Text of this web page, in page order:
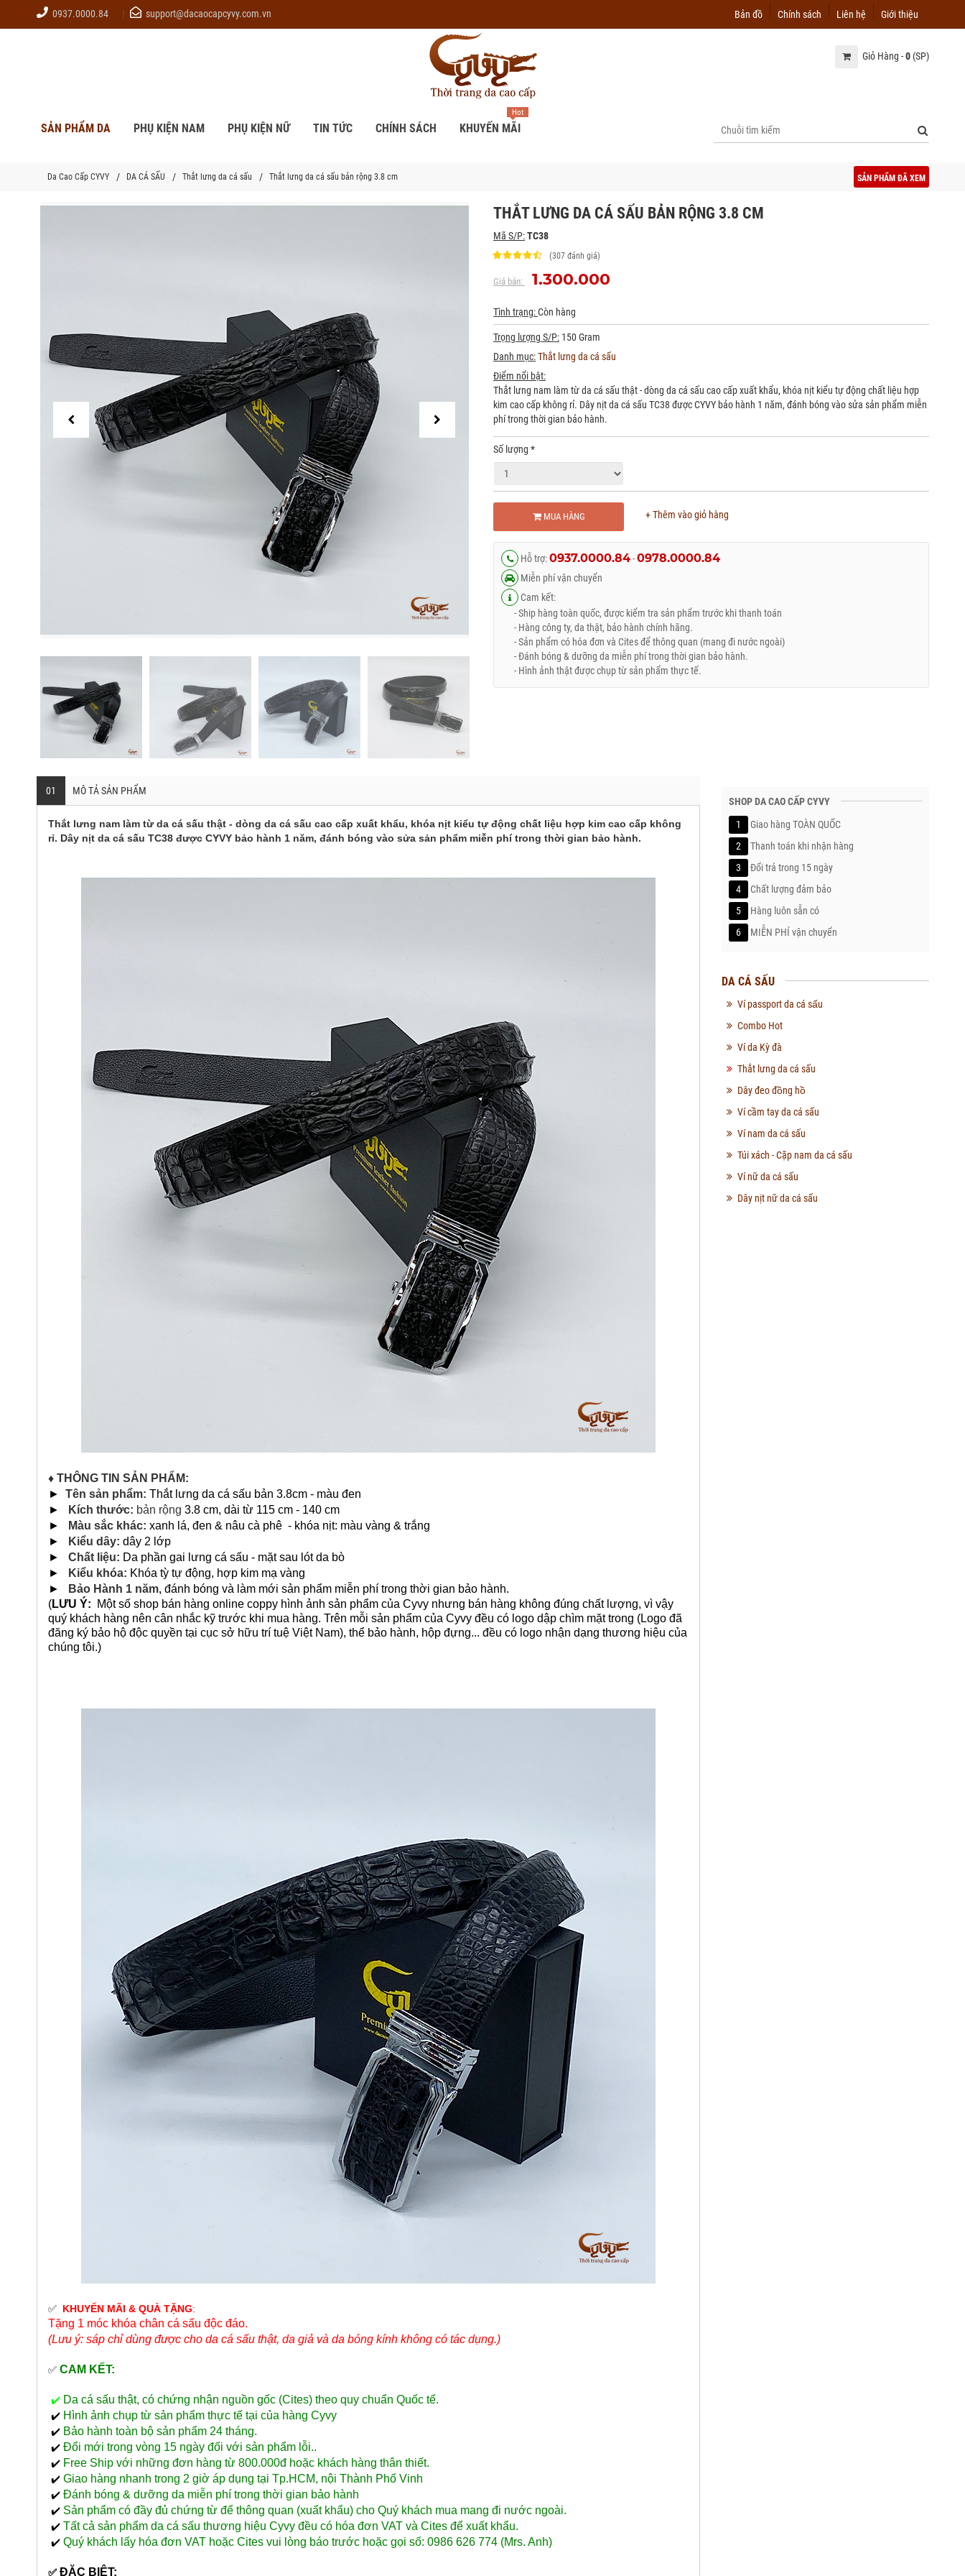
0937.0000.84 support@dacaocapcyvy.com.vn Bản đồ Chính sách Liên hệ Giới thiệu
Giỏ Hàng -0(SP)
SẢN PHẨM DA PHỤ KIỆN NAM PHỤ KIỆN NỮ TIN TỨC CHÍNH SÁCH KHUYẾN MÃI
Hot
Da Cao Cấp CYVY DA CÁ SẤU Thắt lưng da cá sấu Thắt lưng da cá sấu bản rộng 3.8 cm SẢN PHẨM ĐÃ XEM
THẮT LƯNG DA CÁ SẤU BẢN RỘNG 3.8 CM
Mã S/P:TC38
(307 đánh giá)
Giá bán: 1.300.000
Tình trạng:Còn hàng
Trọng lượng S/P: 150 Gram
Danh mục:Thắt lưng da cá sấu
Điểm nổi bật:
Thắt lưng nam làm từ da cá sấu thật - dòng da cá sấu cao cấp xuất khẩu, khóa nịt kiểu tự động chất liệu hợp
kim cao cấp không rỉ. Dây nịt da cá sấu TC38 được CYVY bảo hành 1 năm, đánh bóng vào sửa sản phẩm miễn
phí trong thời gian bảo hành.
Số lượng *
MUA HÀNG + Thêm vào giỏ hàng
Hỗ trợ:0937.0000.84-0978.0000.84
Miễn phí vận chuyển
Cam kết:
- Ship hàng toàn quốc, được kiểm tra sản phẩm trước khi thanh toán
- Hàng công ty, da thật, bảo hành chính hãng.
- Sản phẩm có hóa đơn và Cites để thông quan (mang đi nước ngoài)
- Đánh bóng & dưỡng da miễn phí trong thời gian bảo hành.
- Hình ảnh thật được chụp từ sản phẩm thực tế.
01 MÔ TẢ SẢN PHẨM
Thắt lưng nam làm từ da cá sấu thật - dòng da cá sấu cao cấp xuất khẩu, khóa nịt kiểu tự động chất liệu hợp kim cao cấp không
rỉ. Dây nịt da cá sấu TC38 được CYVY bảo hành 1 năm, đánh bóng vào sửa sản phẩm miễn phí trong thời gian bảo hành.
♦ THÔNG TIN SẢN PHẨM:
► Tên sản phẩm: Thắt lưng da cá sấu bản 3.8cm - màu đen
►
Kích thước: bản rộng 3.8 cm, dài từ 115 cm - 140 cm
►
Màu sắc khác: xanh lá, đen & nâu cà phê - khóa nịt: màu vàng & trắng
►
Kiểu dây: dây 2 lớp
► Chất liệu: Da phần gai lưng cá sấu - mặt sau lót da bò
►
Kiểu khóa: Khóa tỳ tự động, hợp kim mạ vàng
►
Bảo Hành 1 năm, đánh bóng và làm mới sản phẩm miễn phí trong thời gian bảo hành.
(LƯU Ý: Một số shop bán hàng online coppy hình ảnh sản phẩm của Cyvy nhưng bán hàng không đúng chất lượng, vì vậy
quý khách hàng nên cân nhắc kỹ trước khi mua hàng. Trên mỗi sản phẩm của Cyvy đều có logo dập chìm mặt trong (Logo đã
đăng ký bảo hộ độc quyền tại cục sở hữu trí tuệ Việt Nam), thể bảo hành, hộp đựng... đều có logo nhận dạng thương hiệu của
chúng tôi.)
✅ KHUYẾN MÃI & QUÀ TẶNG:
Tặng 1 móc khóa chân cá sấu độc đáo.
(Lưu ý: sáp chỉ dùng được cho da cá sấu thật, da giả và da bóng kính không có tác dụng.)
✅CAM KẾT:
✔️Da cá sấu thật, có chứng nhận nguồn gốc (Cites) theo quy chuẩn Quốc tế.
✔️ Hình ảnh chụp từ sản phẩm thực tế tại của hàng Cyvy
✔️ Bảo hành toàn bộ sản phẩm 24 tháng.
✔️ Đổi mới trong vòng 15 ngày đối với sản phẩm lỗi..
✔️ Free Ship với những đơn hàng từ 800.000đ hoặc khách hàng thân thiết.
✔️ Giao hàng nhanh trong 2 giờ áp dụng tại Tp.HCM, nội Thành Phố Vinh
✔️ Đánh bóng & dưỡng da miễn phí trong thời gian bảo hành
✔️ Sản phẩm có đầy đủ chứng từ để thông quan (xuất khẩu) cho Quý khách mua mang đi nước ngoài.
✔️ Tất cả sản phẩm da cá sấu thương hiệu Cyvy đều có hóa đơn VAT và Cites để xuất khẩu.
✔️ Quý khách lấy hóa đơn VAT hoặc Cites vui lòng báo trước hoặc gọi số: 0986 626 774 (Mrs. Anh)
✅ ĐẶC BIỆT:
SHOP DA CAO CẤP CYVY
1
Giao hàng TOÀN QUỐC
2
Thanh toán khi nhận hàng
3
Đổi trả trong 15 ngày
4
Chất lượng đảm bảo
5
Hàng luôn sẵn có
6
MIỄN PHÍ vận chuyển
DA CÁ SẤU
Ví passport da cá sấu
Combo Hot
Ví da Kỳ đà
Thắt lưng da cá sấu
Dây đeo đồng hồ
Ví cầm tay da cá sấu
Ví nam da cá sấu
Túi xách - Cặp nam da cá sấu
Ví nữ da cá sấu
Dây nịt nữ da cá sấu